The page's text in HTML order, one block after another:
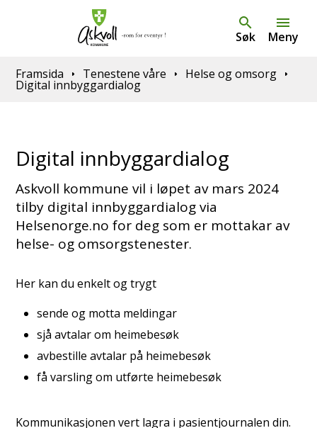
Søk Meny
Du er her:
Framsida Tenestene våre Helse og omsorg
Digital innbyggardialog
Digital innbyggardialog
Askvoll kommune vil i løpet av mars 2024
tilby digital innbyggardialog via
Helsenorge.no for deg som er mottakar av
helse- og omsorgstenester.
Her kan du enkelt og trygt
sende og motta meldingar
sjå avtalar om heimebesøk
avbestille avtalar på heimebesøk
få varsling om utførte heimebesøk
Kommunikasjonen vert lagra i pasientjournalen din.